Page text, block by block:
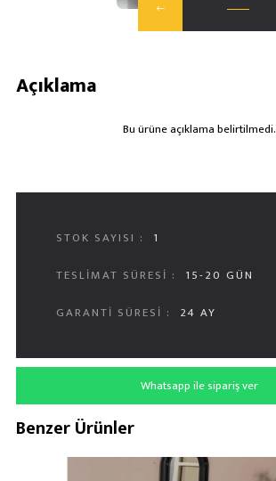
Açıklama
Bu ürüne açıklama belirtilmedi.
STOK SAYISI :
1
TESLIMAT SÜRESI :
15-20 GÜN
GARANTI SÜRESI :
24 AY
Whatsapp ile sipariş ver
Benzer Ürünler